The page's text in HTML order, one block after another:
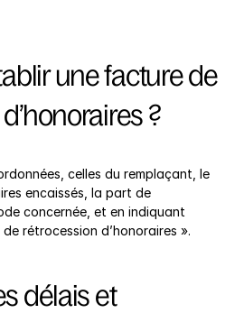
une facture de
?
celles du remplaçant, le
encaissés, la part de
concernée, et en indiquant
rétrocession d’honoraires ».
délais et